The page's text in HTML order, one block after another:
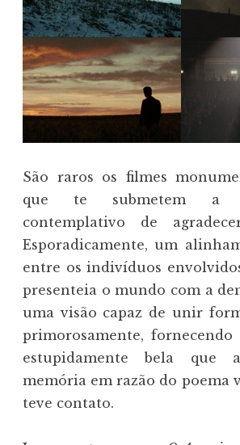
São raros os filmes
que te submetem a
contemplativo de
Esporadicamente, um
entre os indivíduos
presenteia o mundo com a
uma visão capaz de unir
primorosamente,
estupidamente bela que
memória em razão do poema
teve contato.